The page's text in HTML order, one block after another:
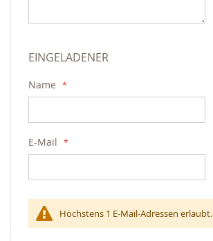
EINGELADENER
Name
E-Mail
Höchstens 1 E-Mail-Adressen erlaubt.